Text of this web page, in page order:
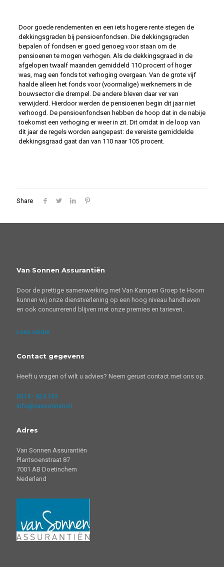
Door goede rendementen en een iets hogere rente stegen de
dekkingsgraden bij pensioenfondsen. Die dekkingsgraden
bepalen of fondsen er goed genoeg voor staan om de
pensioenen te mogen verhogen. Als de dekkingsgraad in de
afgelopen twaalf maanden gemiddeld 110 procent of hoger
was, mag een fonds tot verhoging overgaan. Van de grote vijf
haalde alleen het fonds voor (voormalige) werknemers in de
bouwsector die drempel. De andere bleven daar ver van
verwijderd. Hierdoor werden de pensioenen begin dit jaar niet
verhoogd. De pensioenfondsen hebben de hoop dat in de nabije
toekomst een verhoging er weer in zit. Dit omdat in de loop van
dit jaar de regels worden aangepast: de vereiste gemiddelde
dekkingsgraad gaat dan van 110 naar 105 procent.
Share
Van Sonnen Assurantiën
Door de prettige samenwerking met Van Kampen Groep te Hoorn
kunnen wij onze dienstverlening op een hoog niveau handhaven
en ook concurrerend blijven met onze premies en tarieven.
Lees verder
Contact gegevens
Heeft u vragen of wilt u advies? Neem gerust contact met ons op.
0314 - 624 133
info@vansonnen.nl
Adres
Van Sonnen Assurantiën
Plantsoenstraat 87
7001 AB Doetinchem
Nederland